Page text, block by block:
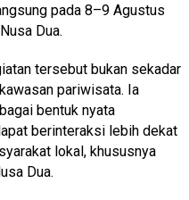
pada 8–9 Agustus
Dua.
tersebut bukan sekadar
pariwisata. Ia
bentuk nyata
berinteraksi lebih dekat
lokal, khususnya
Dua.